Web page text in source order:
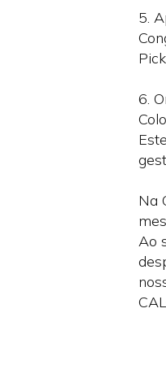
5.
6.
Na
Ao